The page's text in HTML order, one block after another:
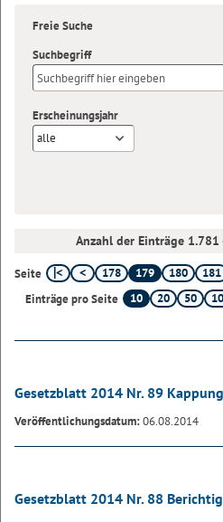
Freie Suche
Suchbegriff
Erscheinungsjahr
alle
Anzahl der Einträge
Seite 178 179 180 181
Einträge pro Seite
10 20 50
Gesetzblatt 2014 Nr. 89
Veröffentlichungsdatum:06.08.2014
Gesetzblatt 2014 Nr. 88